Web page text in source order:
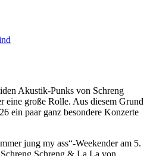
Akustik-Punks von Schreng
eine große Rolle. Aus diesem Grund
ein paar ganz besondere Konzerte
jung my ass“-Weekender am 5.